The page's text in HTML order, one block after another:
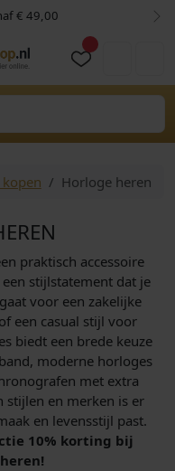
€ 49,00
Horloge heren
praktisch accessoire
stijlstatement dat je
voor een zakelijke
een casual stijl voor
biedt een brede keuze
moderne horloges
met extra
stijlen en merken is er
en levensstijl past.
10% korting bij